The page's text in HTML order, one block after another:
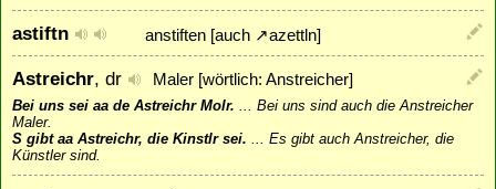
astiftn anstiften [auch ↗azettln]
Astreichr, dr Maler [wörtlich: Anstreicher]
Bei uns sei aa de Astreichr Molr.
Bei uns sind auch die Anstreicher
Maler.
S gibt aa Astreichr, die Kinstlr sei.
Es gibt auch Anstreicher, die
Künstler sind.